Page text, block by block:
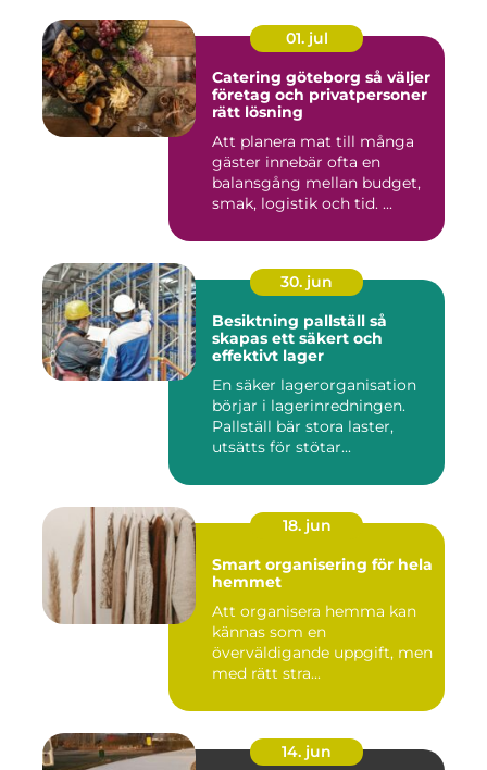
01. jul
Catering göteborg så väljer
företag och privatpersoner
rätt lösning
Att planera mat till många
gäster innebär ofta en
balansgång mellan budget,
smak, logistik och tid. ...
30. jun
Besiktning pallställ så
skapas ett säkert och
effektivt lager
En säker lagerorganisation
börjar i lagerinredningen.
Pallställ bär stora laster,
utsätts för stötar...
18. jun
Smart organisering för hela
hemmet
Att organisera hemma kan
kännas som en
överväldigande uppgift, men
med rätt stra...
14. jun